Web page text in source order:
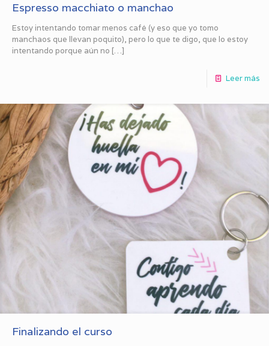
Espresso macchiato o manchao
Estoy intentando tomar menos café (y eso que yo tomo
manchaos que llevan poquito), pero lo que te digo, que lo estoy
intentando porque aún no […]
Leer más
Finalizando el curso